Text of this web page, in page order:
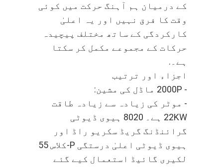
کے درمیان ہم آہنگ حرکت میں کوئی
وقت کا فرق نہیں اور یہ اعلیٰ
کارکردگی کے ساتھ مختلف پیچیدہ
حرکات کے مجموعے مکمل کر سکتا
ہے۔.
اجزاء اور ترتیب
- 2000P ماڈل کی مشین:
- موٹر کی زیادہ سے زیادہ طاقت
22KW ہے۔ 8020 ہیوی ڈیوٹی
گرائنڈنگ گریڈ سکریو راڈ اور
ہیوی ڈیوٹی اعلیٰ درستگی P-کلاس 55
لکیری گائیڈ استعمال کیے گئے